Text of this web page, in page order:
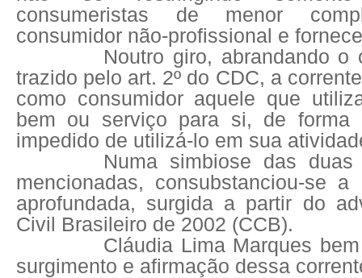
consumeristas de menor
consumidor não-profissional e
Noutro giro, abrandando o
trazido pelo art. 2º do CDC, a
como consumidor aquele que
bem ou serviço para si, de forma
impedido de utilizá-lo em sua
Numa simbiose das duas
mencionadas, consubstanciou-se a
aprofundada, surgida a partir do
Civil Brasileiro de 2002 (CCB).
Cláudia Lima Marques
surgimento e afirmação dessa